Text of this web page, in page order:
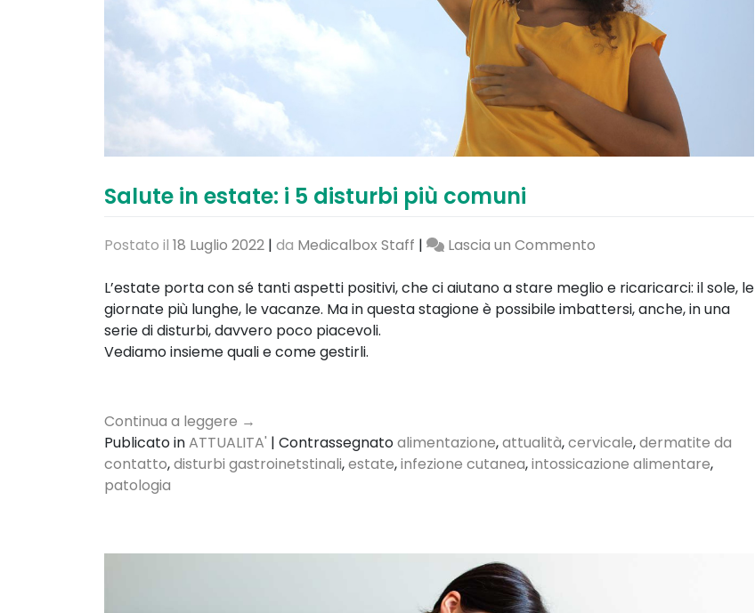
Salute in estate: i 5 disturbi più comuni
Postato il 18 Luglio 2022 | da Medicalbox Staff | Lascia un Commento
in
estate:
L’estate porta con sé tanti aspetti positivi, che ci aiutano a stare meglio e ricaricarci: il sole, le
giornate più lunghe, le vacanze. Ma in questa stagione è possibile imbattersi, anche, in una
serie di disturbi, davvero poco piacevoli.
Vediamo insieme quali e come gestirli.
Continua a leggere →
Publicato inATTUALITA' | Contrassegnatoalimentazione,attualità,cervicale,dermatite da
contatto,disturbi gastroinetstinali,estate,infezione cutanea,intossicazione alimentare,
patologia